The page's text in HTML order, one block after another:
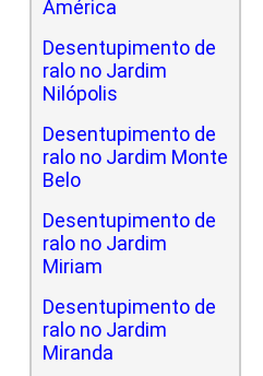
América
Desentupimento de
ralo no Jardim
Nilópolis
Desentupimento de
ralo no Jardim Monte
Belo
Desentupimento de
ralo no Jardim
Miriam
Desentupimento de
ralo no Jardim
Miranda